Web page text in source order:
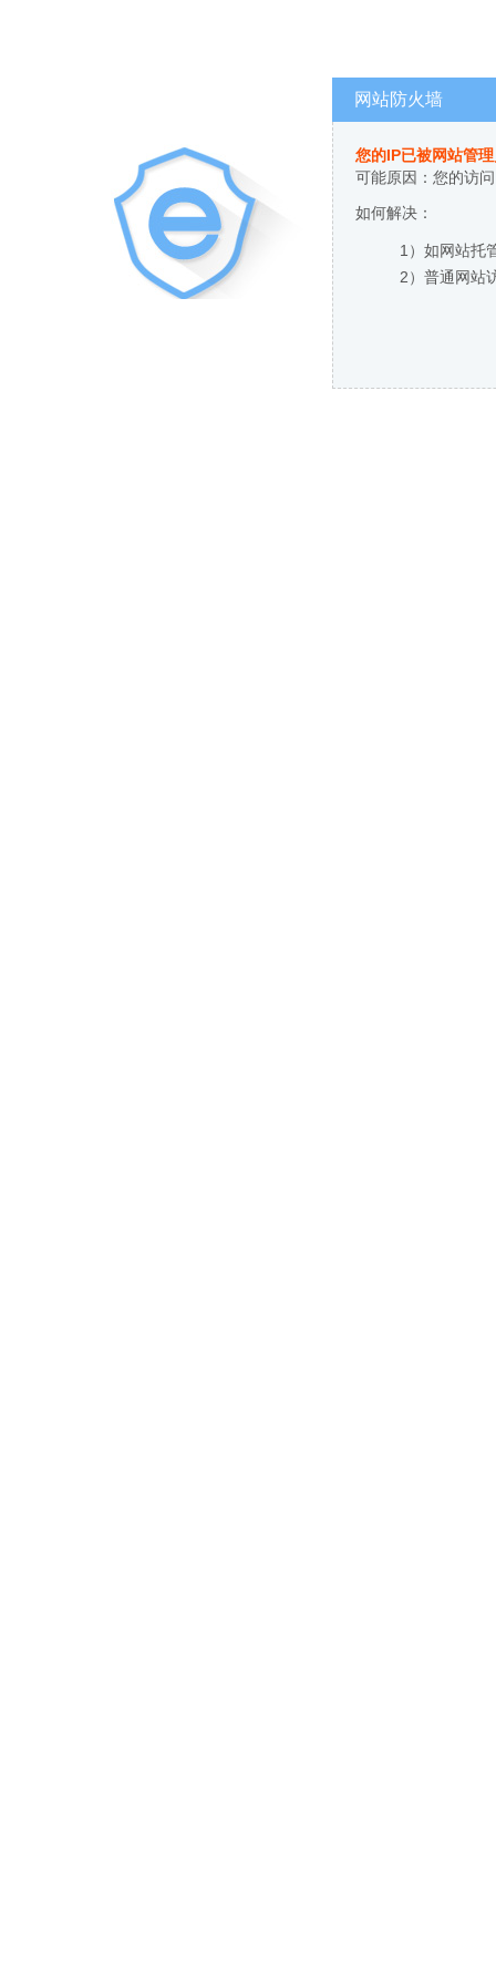
网站防火墙
您的IP已被网站管
可能原因：您的访
如何解决：
1）如网站托
2）普通网站